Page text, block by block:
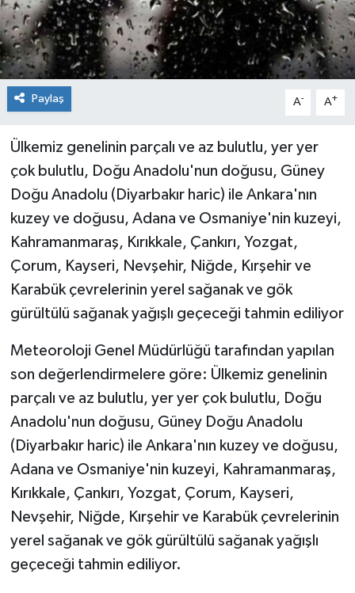
Paylaş A- A+
Ülkemiz genelinin parçalı ve az bulutlu, yer yer
çok bulutlu, Doğu Anadolu'nun doğusu, Güney
Doğu Anadolu (Diyarbakır haric) ile Ankara'nın
kuzey ve doğusu, Adana ve Osmaniye'nin kuzeyi,
Kahramanmaraş, Kırıkkale, Çankırı, Yozgat,
Çorum, Kayseri, Nevşehir, Niğde, Kırşehir ve
Karabük çevrelerinin yerel sağanak ve gök
gürültülü sağanak yağışlı geçeceği tahmin ediliyor
Meteoroloji Genel Müdürlüğü tarafından yapılan
son değerlendirmelere göre: Ülkemiz genelinin
parçalı ve az bulutlu, yer yer çok bulutlu, Doğu
Anadolu'nun doğusu, Güney Doğu Anadolu
(Diyarbakır haric) ile Ankara'nın kuzey ve doğusu,
Adana ve Osmaniye'nin kuzeyi, Kahramanmaraş,
Kırıkkale, Çankırı, Yozgat, Çorum, Kayseri,
Nevşehir, Niğde, Kırşehir ve Karabük çevrelerinin
yerel sağanak ve gök gürültülü sağanak yağışlı
geçeceği tahmin ediliyor.
SAĞLIK
SİVİL TOPLUM
SİYASET
SOSYAL YAŞAM
ULUSAL HABERLER